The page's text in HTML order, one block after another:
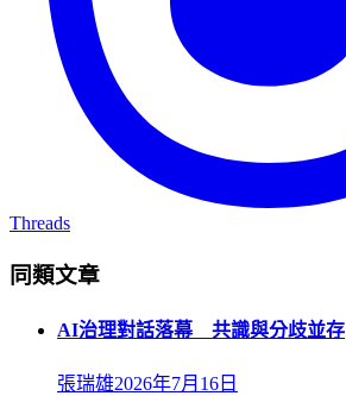
Threads
同類文章
AI治理對話落幕 共識與分歧並存
張瑞雄2026年7月16日